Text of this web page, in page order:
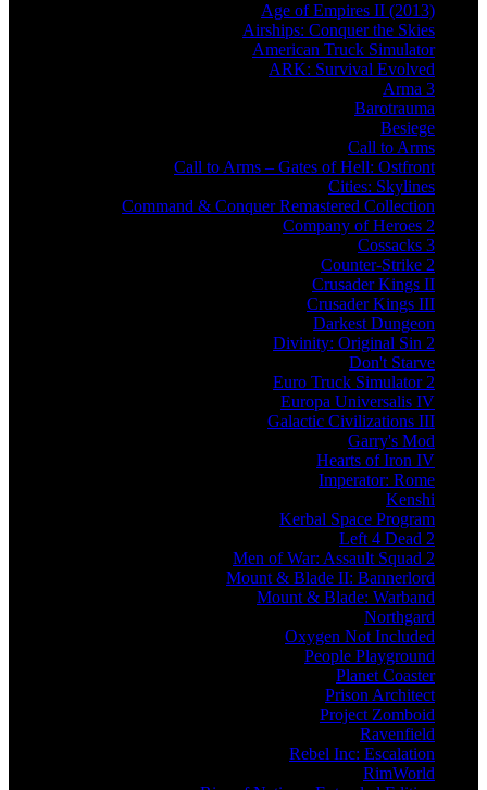
Age of Empires II (2013)
Airships: Conquer the Skies
American Truck Simulator
ARK: Survival Evolved
Arma 3
Barotrauma
Besiege
Call to Arms
Call to Arms – Gates of Hell: Ostfront
Cities: Skylines
Command & Conquer Remastered Collection
Company of Heroes 2
Cossacks 3
Counter-Strike 2
Crusader Kings II
Crusader Kings III
Darkest Dungeon
Divinity: Original Sin 2
Don't Starve
Euro Truck Simulator 2
Europa Universalis IV
Galactic Civilizations III
Garry's Mod
Hearts of Iron IV
Imperator: Rome
Kenshi
Kerbal Space Program
Left 4 Dead 2
Men of War: Assault Squad 2
Mount & Blade II: Bannerlord
Mount & Blade: Warband
Northgard
Oxygen Not Included
People Playground
Planet Coaster
Prison Architect
Project Zomboid
Ravenfield
Rebel Inc: Escalation
RimWorld